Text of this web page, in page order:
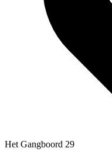
Het Gangboord 29